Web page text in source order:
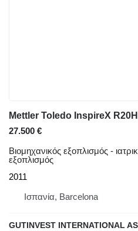
Mettler Toledo InspireX
27.500 €
Βιομηχανικός εξοπλισμός -
εξοπλισμός
2011
Ισπανία, Barcelona
GUTINVEST INTERNATIONAL